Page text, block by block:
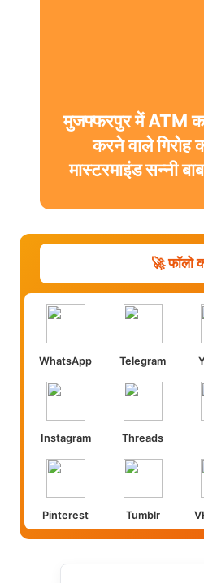
मुजफ्फरपुर में ATM
करने वाले गिरोह
मास्टरमाइंड सन्नी
🚀 फॉलो
WhatsApp Telegram
Instagram Threads
Pinterest Tumblr